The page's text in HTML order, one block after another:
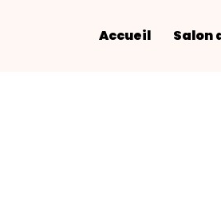
Accueil Salon